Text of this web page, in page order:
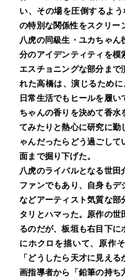
い、その場を圧倒するよ
の特別な関係性をスクリー
八虎の同級生・ユカちゃん
分のアイデンティティを模
エスチョニングな部分まで
れた高橋は、演じるために
日常生活でもヒールを履
ちゃんの香りを決めて香水
てみたりと熱心に研究に勤
ゃんだったらどう過ごし
面まで掘り下げた。
八虎のライバルとなる世
ファンでもあり、自身もデ
などアーティスト気質な部
タリとハマった。原作の
るのだが、板垣も右目下
にホクロを描いて、原作
「どうしたら天才に見え
画指導者から「鉛筆の持ち